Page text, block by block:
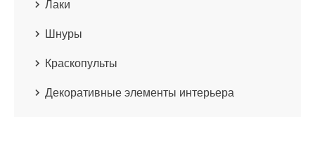
Лаки
Шнуры
Краскопульты
Декоративные элементы интерьера